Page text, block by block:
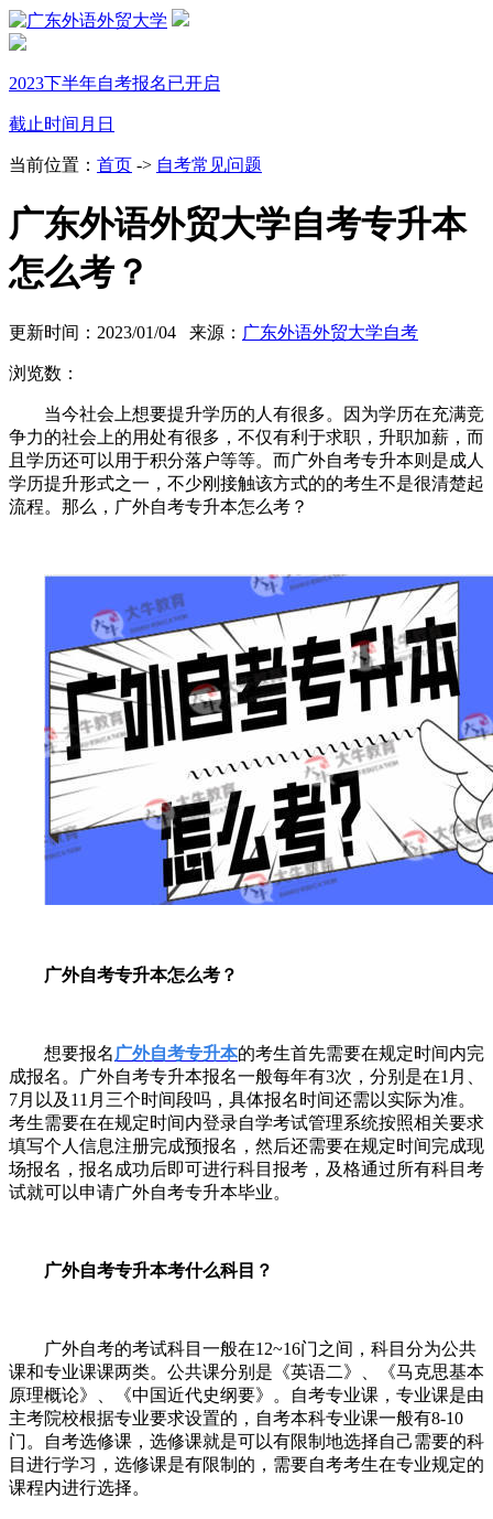
2023下半年自考报名已开启
截止时间 月 日
当前位置： 首页 -> 自考常见问题
广东外语外贸大学自考专升本
怎么考？
更新时间：2023/01/04 来源： 广东外语外贸大学自考
浏览数：
当今社会上想要提升学历的人有很多。因为学历在充满竞
争力的社会上的用处有很多，不仅有利于求职，升职加薪，而
且学历还可以用于积分落户等等。而广外自考专升本则是成人
学历提升形式之一，不少刚接触该方式的的考生不是很清楚起
流程。那么，广外自考专升本怎么考？
广外自考专升本怎么考？
想要报名 广外自考专升本的考生首先需要在规定时间内完
成报名。广外自考专升本报名一般每年有3次，分别是在1 月、
7月以及 11 月三个时间段吗，具体报名时间还需以实际为准。
考生需要在在规定时间内登录自学考试管理系统按照相关要求
填写个人信息注册完成预报名，然后还需要在规定时间完成现
场报名，报名成功后即可进行科目报考，及格通过所有科目考
试就可以申请广外自考专升本毕业。
广外自考专升本考什么科目？
广外自考的考试科目一般在12~16门之间，科目分为公共
课和专业课课两类。公共课分别是《英语二》、《马克思基本
原理概论》、《中国近代史纲要》。自考专业课，专业课是由
主考院校根据专业要求设置的，自考本科专业课一般有8-10
门。自考选修课，选修课就是可以有限制地选择自己需要的科
目进行学习，选修课是有限制的，需要自考考生在专业规定的
课程内进行选择。